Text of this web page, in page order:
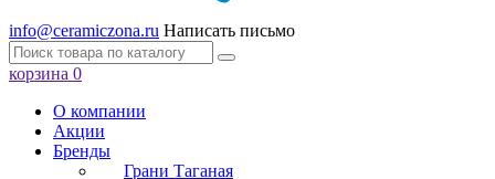
info@ceramiczona.ru Написать письмо
корзина 0
О компании
Акции
Бренды
Грани Таганая